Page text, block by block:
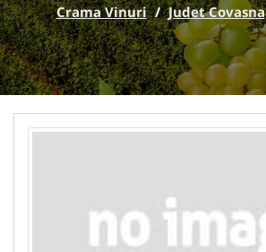
Crama Vinuri / Judet Covasna